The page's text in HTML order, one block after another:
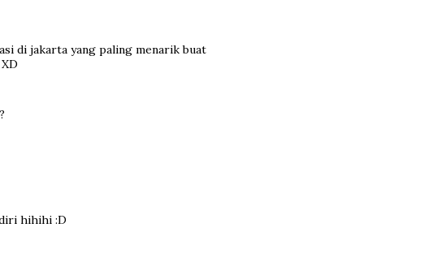
di jakarta yang paling menarik buat
hihihi :D